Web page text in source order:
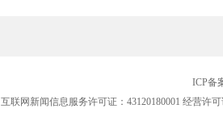
ICP备
互联网新闻信息服务许可证：43120180001 经营许可